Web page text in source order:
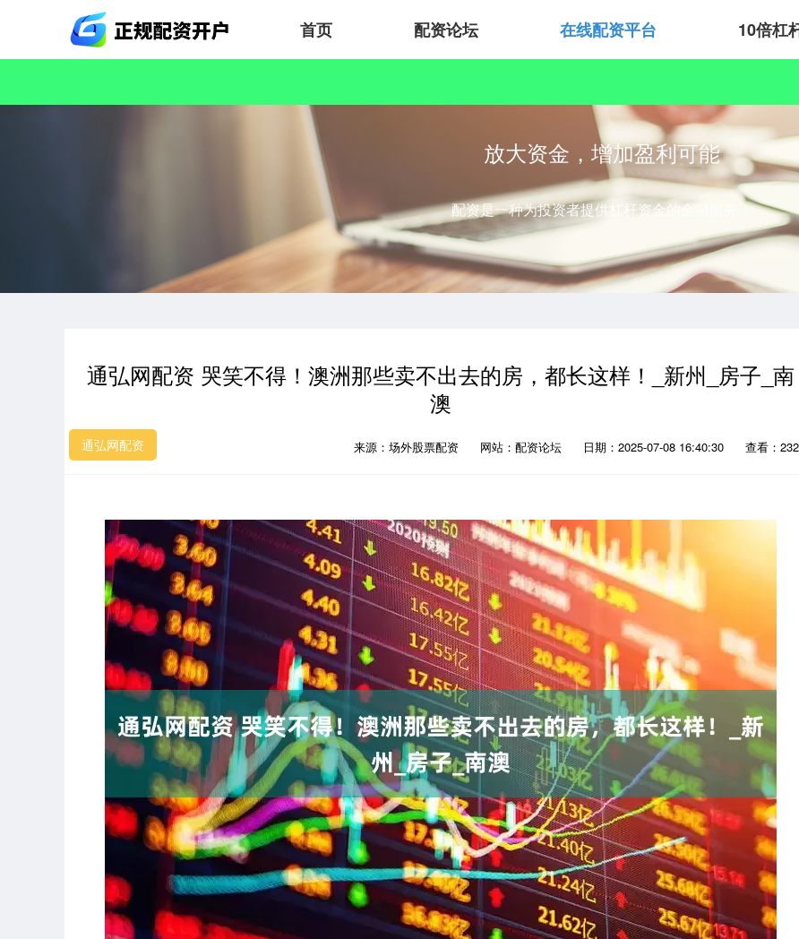
首页 配资论坛 在线配资平台 10倍杠
放大资金，增加盈利可能
配资是一种为投资者提供杠杆资金的金融服务！
通弘网配资 哭笑不得！澳洲那些卖不出去的房，都长这样！_新州_房子_南
澳
通弘网配资 来源：场外股票配资 网站：配资论坛 日期：2025-07-08 16:40:30 查看：232